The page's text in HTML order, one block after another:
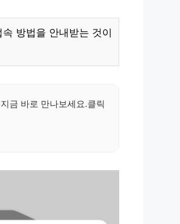
방법을 안내받는 것이
금 바로 만나보세요.클릭